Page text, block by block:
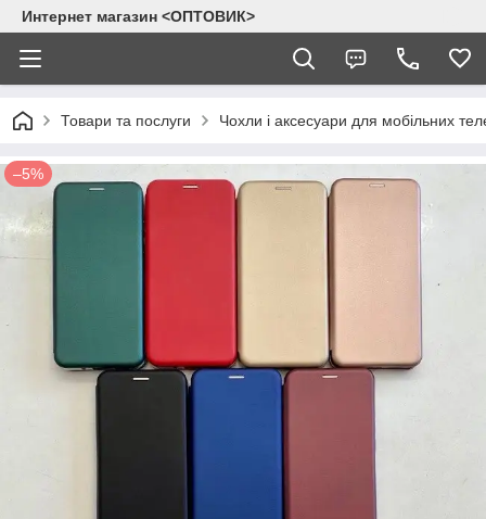
Интернет магазин <ОПТОВИК>
Товари та послуги Чохли і аксесуари для мобільних
–5%